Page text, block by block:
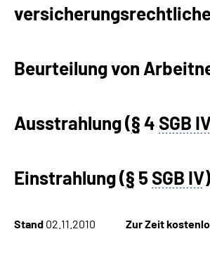
Experten
Suche
Beurteilung von
Ausstrahlung (§4 SGB
Einstrahlung (§ 5SGB IV)
Stand 02.11.2010 Zur Zeit